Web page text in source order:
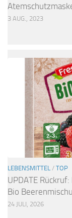
3 AUG., 2023
LEBENSMITTEL / TOP
UPDATE
Bio
24 JULI, 2026